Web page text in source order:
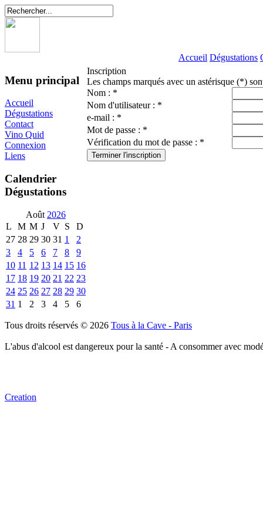
Accueil Dégustations
Menu principal
Accueil
Dégustations
Contact
Vino Quid
Connexion
Liens
Calendrier
Dégustations
Août 2026
L
M M J V S
D
27 28 29 30 31 1
2
3
4 5 6 7 8
9
10 11 12 13 14 15 16
17 18 19 20 21 22 23
24 25 26 27 28 29 30
31 1 2 3 4 5 6
Inscription
Les champs marqués avec un astérisque (*)
Nom : *
Nom d'utilisateur : *
e-mail : *
Mot de passe : *
Vérification du mot de passe : *
Tous droits réservés © 2026 Tous à la Cave - Paris
L'abus d'alcool est dangereux pour la santé - A consommer avec
Creation